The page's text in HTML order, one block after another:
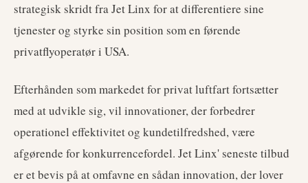
strategisk skridt fra Jet Linx for at differentiere sine
tjenester og styrke sin position som en førende
privatflyoperatør i USA.
Efterhånden som markedet for privat luftfart fortsætter
med at udvikle sig, vil innovationer, der forbedrer
operationel effektivitet og kundetilfredshed, være
afgørende for konkurrencefordel. Jet Linx' seneste tilbud
er et bevis på at omfavne en sådan innovation, der lover